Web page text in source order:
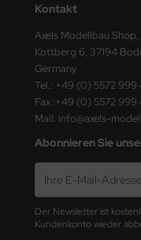
Kontakt
Axels Modellbau
Kottberg 6, 37194
Germany
Tel.: +49 (0) 5572 999
Fax.:+49 (0) 5572 999
Mail: info@axels-
Abonnieren Sie
Der Newsletter ist
Kundenkonto wieder
Hobby
Models